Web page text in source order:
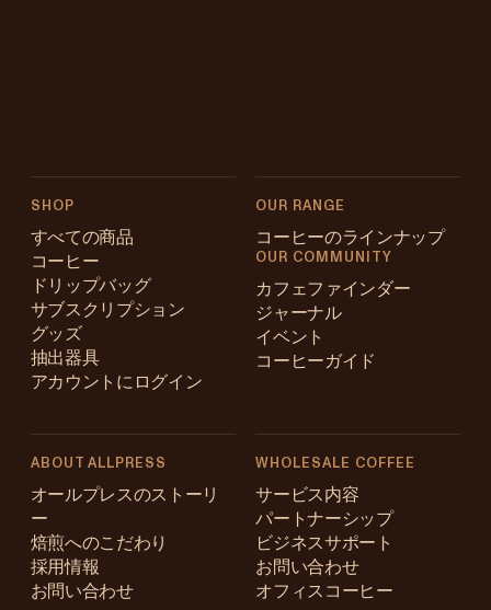
SHOP
すべての商品
コーヒー
ドリップバッグ
サブスクリプション
グッズ
抽出器具
アカウントにログイン
OUR RANGE
コーヒーのラインナップ
OUR COMMUNITY
カフェファインダー
ジャーナル
イベント
コーヒーガイド
ABOUT ALLPRESS
オールプレスのストーリ
ー
焙煎へのこだわり
採用情報
お問い合わせ
WHOLESALE COFFEE
サービス内容
パートナーシップ
ビジネスサポート
お問い合わせ
オフィスコーヒー
Australia
Japan (en)
Japan (日本語)